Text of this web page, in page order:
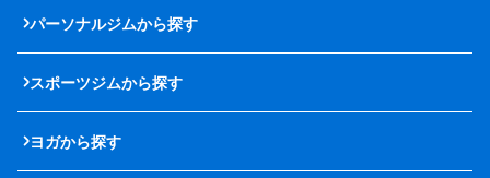
パーソナルジムから探す
スポーツジムから探す
ヨガから探す